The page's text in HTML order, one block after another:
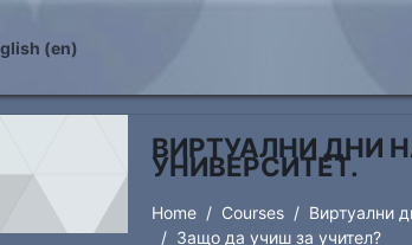
‎(en)‎
ВИРТУАЛНИ ДНИ
УНИВЕРСИТЕТ.
Home Courses Виртуални
Защо да учиш за учител?